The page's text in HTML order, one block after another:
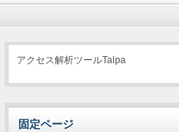
アクセス解析ツールTalpa
固定ページ